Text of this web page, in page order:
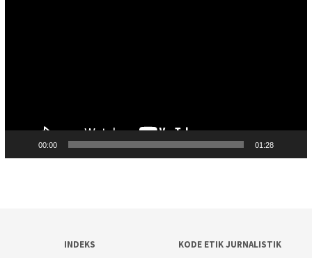
00:00 01:28
INDEKS
KODE ETIK JURNALISTIK